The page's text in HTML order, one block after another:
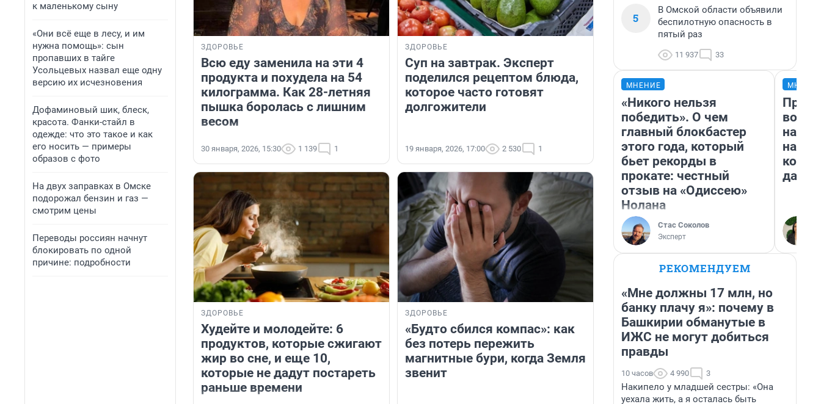
к маленькому сыну
«Они всё еще в лесу, и им
нужна помощь»: сын
пропавших в тайге
Усольцевых назвал еще одну
версию их исчезновения
Дофаминовый шик, блеск,
красота. Фанки-стайл в
одежде: что это такое и как
его носить — примеры
образов с фото
На двух заправках в Омске
подорожал бензин и газ —
смотрим цены
Переводы россиян начнут
блокировать по одной
причине: подробности
ЗДОРОВЬЕ
Всю еду заменила на эти 4
продукта и похудела на 54
килограмма. Как 28-летняя
пышка боролась с лишним
весом
30 января, 2026, 15:30 1 139 1
ЗДОРОВЬЕ
Суп на завтрак. Эксперт
поделился рецептом блюда,
которое часто готовят
долгожители
19 января, 2026, 17:00 2 530 1
ЗДОРОВЬЕ
Худейте и молодейте: 6
продуктов, которые сжигают
жир во сне, и еще 10,
которые не дадут постареть
раньше времени
ЗДОРОВЬЕ
«Будто сбился компас»: как
без потерь пережить
магнитные бури, когда Земля
звенит
5
В Омской области объявили
беспилотную опасность в
пятый раз
11 937 33
МНЕНИЕ
«Никого нельзя
победить». О чем
главный блокбастер
этого года, который
бьет рекорды в
прокате: честный
отзыв на «Одиссею»
Нолана
Стас Соколов
Эксперт
нам
даже
РЕКОМЕНДУЕМ
«Мне должны 17 млн, но
банку плачу я»: почему в
Башкирии обманутые в
ИЖС не могут добиться
правды
10 часов 4 990 3
Накипело у младшей сестры: «Она
уехала жить, а я осталась быть